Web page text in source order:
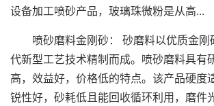
设备加工喷砂产品，玻璃珠微粉是从高...
喷砂磨料金刚砂： 砂磨料以优质金刚
代新型工艺技术精制而成。喷砂磨料具有
高，效益好，价格低的特点。该产品硬度
锐性好，砂耗低且能回收循环利用，磨件